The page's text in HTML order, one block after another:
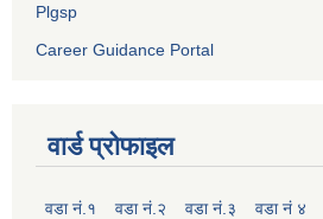
Plgsp
Career Guidance Portal
वार्ड प्रोफाइल
वडा नं.१ वडा नं.२ वडा नं.३ वडा नं ४